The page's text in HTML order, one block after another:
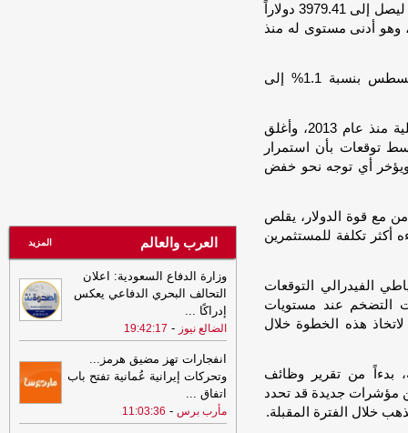
وانخفض سعر الذهب في المعاملات الفورية بنسبة 0.7% ليصل إلى 3979.41 دولاراً
سجل في الجلسة السابقة 3942.99 دولار، وهو أدنى مستوى له منذ
كما تراجعت العقود الآجلة الأميركية للذهب تسليم أغسطس بنسبة 1.1% إلى
وجاء هذا التراجع بعد أن سجل الذهب أكبر خسارة فصلية منذ عام 2013، وأغلق
توقعات بأن استمرار
ويؤخر أي توجه نحو خفض
مع قوة الدولار، يقلص
أكثر تكلفة للمستثمرين
الفيدرالي التوقعات
التضخم عند مستويات
هذه الخطوة خلال
بدءاً من تقرير وظائف
مؤشرات جديدة قد تحدد
خلال الفترة المقبلة.
21:53
مشايخ قبائل عبيدة يجددون
تأييدهم للدولة ويعلنون دعم تحركات وزارة
الدفاع في مأرب وحضرموت ويرفضون بياناً
منسوباً للقبيلة-مأرب برس
21:06
شعب حضرموت يواصل صدارة
الدوري اليمني وتعليق أنشطة الاتحاد في
الحديدة -السهوة يمن
21:06
شعب حضرموت يواصل صدارة
الدوري اليمني وتعليق أنشطة الاتحاد في
الحديدة- الصهوة يمن
العرب والعالم المزيد
وزارة الدفاع السعودية: اعلان
التحالف البحري الدفاعي يعكس
إدراكًا ...
الضالع نيوز -
19:42:17
انفجارات تهز مضيق هرمز...
وتحركات إيرانية عُمانية تفتح باب
اتفاق ...
مأرب برس -
11:03:36